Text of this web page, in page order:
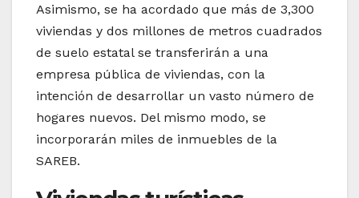
Asimismo, se ha acordado que más de 3,300
viviendas y dos millones de metros cuadrados
de suelo estatal se transferirán a una
empresa pública de viviendas, con la
intención de desarrollar un vasto número de
hogares nuevos. Del mismo modo, se
incorporarán miles de inmuebles de la
SAREB.